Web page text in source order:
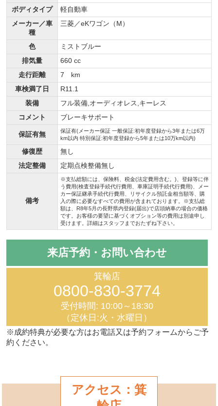
ボディタイプ
軽自動車
メーカー／車
種
三菱／eKワゴン（M）
色
ミストブルー
排気量
660 cc
走行距離
7 km
車検満了日
R11.1
装備
フル装備,オーディオレス,キーレス
コメント
ブレーキサポート
保証有無
保証有(メーカー保証 一般保証:初年度登録から3年または6万
km以内 特別保証:初年度登録から5年または10万km以内)
修復歴
無し
法定整備
定期点検整備無し
備考
※支払総額には、保険料、税金(法定費用含む。)、登録等に伴
う費用(検査登録手続代行費用、車庫証明手続代行費用)、メー
カー保証継承手続代行費用、リサイクル預託金相当額等、購
入の際に必要なすべての費用が含まれております。※支払総
額は、R8年5月の長野県内登録(届出)で店頭納車の場合の価格
です。お客様の要望に基づくオプション等の費用は別途申し
受けます。詳細はスタッフまでおたずね下さい。
来店予約・お問い合わせ
箕輪店
0800-830-3774
受付時間: 10:00～18:30
（定休日:火・水曜日）
※成約特典が必要な方はお電話又は予約フォームからご予
約ください。
アクセス：箕